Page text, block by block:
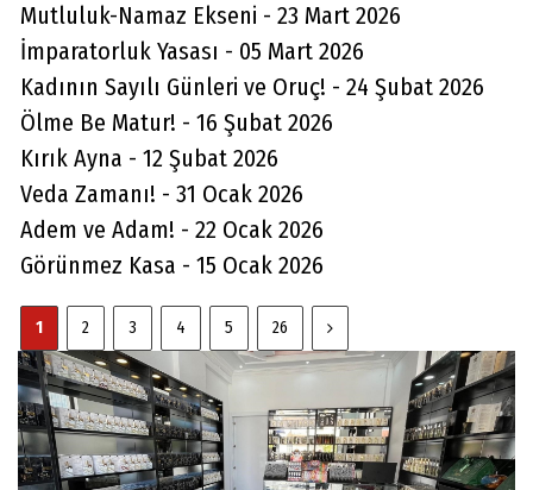
Mutluluk-Namaz Ekseni - 23 Mart 2026
İmparatorluk Yasası - 05 Mart 2026
Kadının Sayılı Günleri ve Oruç! - 24 Şubat 2026
Ölme Be Matur! - 16 Şubat 2026
Kırık Ayna - 12 Şubat 2026
Veda Zamanı! - 31 Ocak 2026
Adem ve Adam! - 22 Ocak 2026
Görünmez Kasa - 15 Ocak 2026
1 2 3 4 5 26